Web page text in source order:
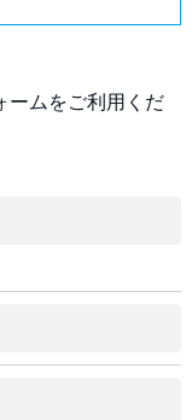
ームをご利用くだ